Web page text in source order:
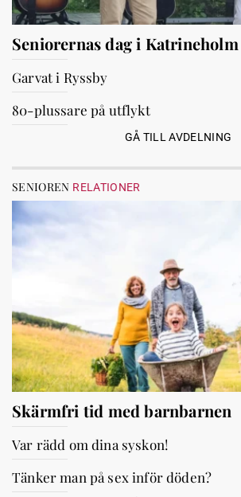
Seniorernas dag i Katrineholm
Garvat i Ryssby
80-plussare på utflykt
GÅ TILL AVDELNING
SENIOREN RELATIONER
Skärmfri tid med barnbarnen
Var rädd om dina syskon!
Tänker man på sex inför döden?